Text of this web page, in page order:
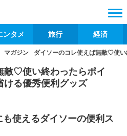
ンタメ 旅行 経済
マガジン ダイソーのコレ使えば無敵♡使
敵♡使い終わったらポイ
ける優秀便利グッズ
使えるダイソーの便利ス